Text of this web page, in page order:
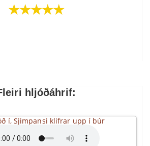
★★★★★
hljóðáhrif:
í, Sjimpansi klifrar upp í búr